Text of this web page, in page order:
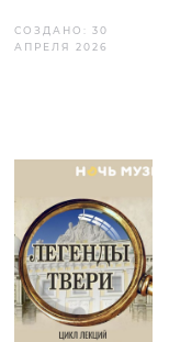
СОЗДАНО: 30
АПРЕЛЯ 2026